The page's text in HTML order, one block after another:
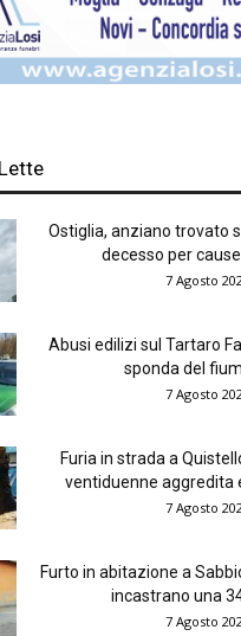
Ostiglia, anziano trovato
decesso per cause
7 Agosto
Abusi edilizi sul Tartaro
sponda del
7 Agosto
Furia in strada a
ventiduenne aggredita
7 Agosto
Furto in abitazione a
incastrano una
7 Agosto